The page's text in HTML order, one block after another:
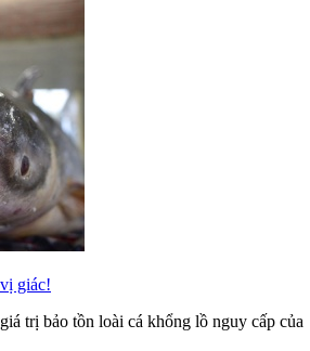
giác!
trị bảo tồn loài cá khổng lồ nguy cấp của